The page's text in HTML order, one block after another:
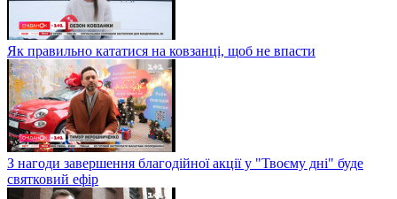
Як правильно кататися на ковзанці, щоб не впасти
З нагоди завершення благодійної акції у "Твоєму дні" буде
святковий ефір